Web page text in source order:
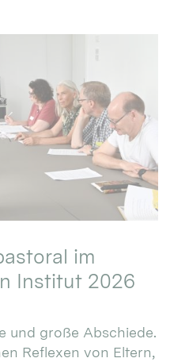
im
Institut 2026
und große Abschiede.
Reflexen von Eltern,